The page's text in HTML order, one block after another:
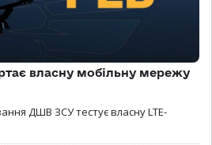
власну мобільну мережу
ДШВ ЗСУ тестує власну LTE-